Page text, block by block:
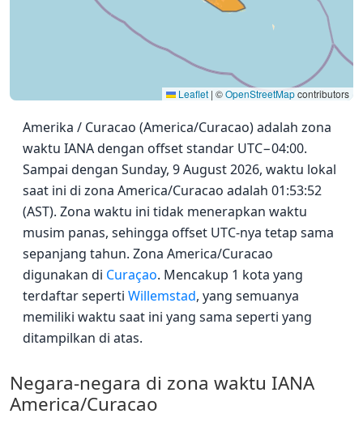
Leaflet | ©OpenStreetMapcontributors
Amerika / Curacao (America/Curacao) adalah zona
waktu IANA dengan offset standar UTC−04:00.
Sampai dengan Sunday, 9 August 2026, waktu lokal
saat ini di zona America/Curacao adalah 01:53:52
(AST). Zona waktu ini tidak menerapkan waktu
musim panas, sehingga offset UTC-nya tetap sama
sepanjang tahun. Zona America/Curacao
digunakan di Curaçao. Mencakup 1 kota yang
terdaftar seperti Willemstad, yang semuanya
memiliki waktu saat ini yang sama seperti yang
ditampilkan di atas.
Negara-negara di zona waktu IANA
America/Curacao